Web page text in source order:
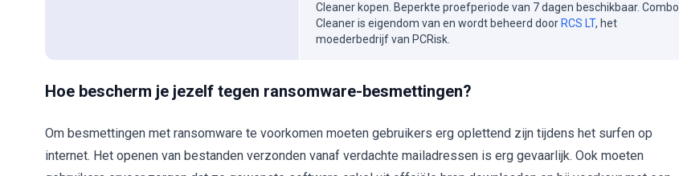
Cleaner kopen. Beperkte proefperiode van 7 dagen beschikbaar. Combo
Cleaner is eigendom van en wordt beheerd door RCS LT, het
moederbedrijf van PCRisk.
Hoe bescherm je jezelf tegen ransomware-besmettingen?
Om besmettingen met ransomware te voorkomen moeten gebruikers erg oplettend zijn tijdens het surfen op
internet. Het openen van bestanden verzonden vanaf verdachte mailadressen is erg gevaarlijk. Ook moeten